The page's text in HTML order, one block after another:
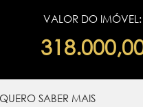
VALOR DO IMÓVEL:
QUERO SABER MAIS